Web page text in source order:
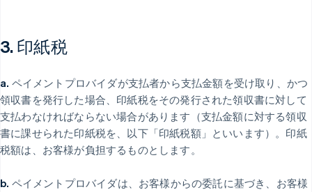
3. 印紙税
a. ペイメントプロバイダが支払者から支払金額を受け取り、かつ
領収書を発行した場合、印紙税をその発行された領収書に対して
支払わなければならない場合があります（支払金額に対する領収
書に課せられた印紙税を、以下「印紙税額」といいます）。印紙
税額は、お客様が負担するものとします。
b. ペイメントプロバイダは、お客様からの委託に基づき、お客様